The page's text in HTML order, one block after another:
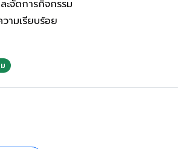
ะจัดการกิจกรรม
ามเรียบร้อย